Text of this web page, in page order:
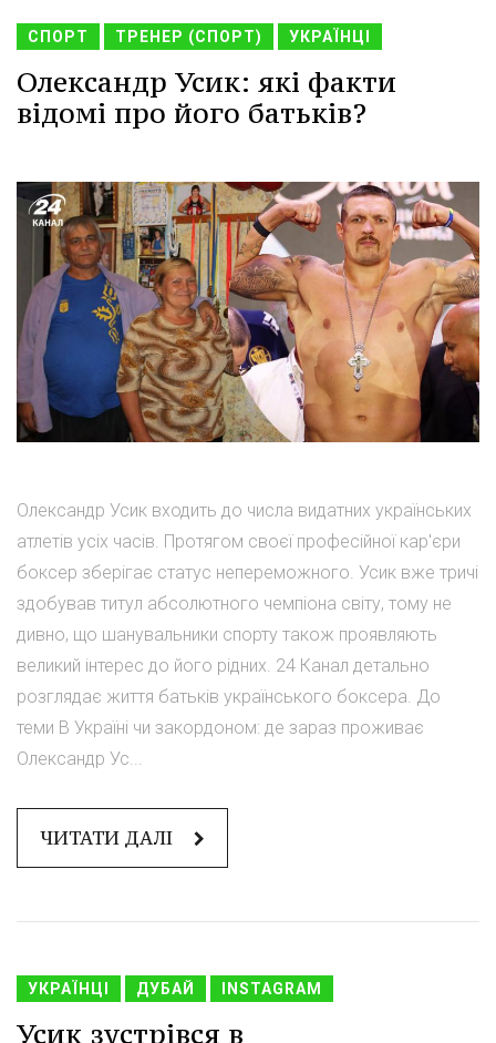
СПОРТ ТРЕНЕР (СПОРТ) УКРАЇНЦІ
Олександр Усик: які факти
відомі про його батьків?
Олександр Усик входить до числа видатних українських
атлетів усіх часів. Протягом своєї професійної кар'єри
боксер зберігає статус непереможного. Усик вже тричі
здобував титул абсолютного чемпіона світу, тому не
дивно, що шанувальники спорту також проявляють
великий інтерес до його рідних. 24 Канал детально
розглядає життя батьків українського боксера. До
теми В Україні чи закордоном: де зараз проживає
Олександр Ус...
ЧИТАТИ ДАЛІ
УКРАЇНЦІ ДУБАЙ INSTAGRAM
Усик зустрівся в